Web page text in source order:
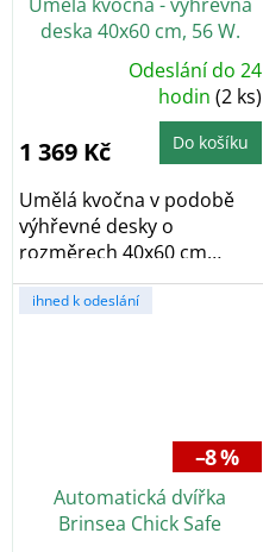
deska 40x60 cm, 56 W.
5,0
z
5
Odeslání do 24
hodin (2 ks)
1 369 Kč Do košíku
Umělá kvočna v podobě
výhřevné desky o
rozměrech 40x60 cm
zajišťuje optimální
teplotu...
ihned k odeslání
–8 %
Automatická dvířka
Brinsea Chick Safe